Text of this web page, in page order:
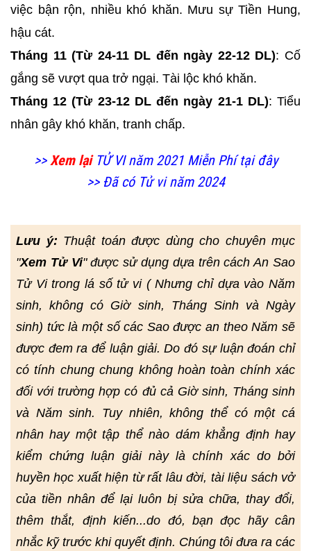
việc bận rộn, nhiều khó khăn. Mưu sự Tiền Hung,
hậu cát.
Tháng 11 (Từ 24-11 DL đến ngày 22-12 DL): Cố
gắng sẽ vượt qua trở ngại. Tài lộc khó khăn.
Tháng 12 (Từ 23-12 DL đến ngày 21-1 DL): Tiểu
nhân gây khó khăn, tranh chấp.
>>Xem lạiTỬ VI năm 2021 Miễn Phí tại đây
>> Đã có Tử vi năm 2024
Lưu ý: Thuật toán được dùng cho chuyên mục
"Xem Tử Vi" được sử dụng dựa trên cách An Sao
Tử Vi trong lá số tử vi ( Nhưng chỉ dựa vào Năm
sinh, không có Giờ sinh, Tháng Sinh và Ngày
sinh) tức là một số các Sao được an theo Năm sẽ
được đem ra để luận giải. Do đó sự luận đoán chỉ
có tính chung chung không hoàn toàn chính xác
đối với trường hợp có đủ cả Giờ sinh, Tháng sinh
và Năm sinh. Tuy nhiên, không thể có một cá
nhân hay một tập thể nào dám khẳng định hay
kiểm chứng luận giải này là chính xác do bởi
huyền học xuất hiện từ rất lâu đời, tài liệu sách vở
của tiền nhân để lại luôn bị sửa chữa, thay đổi,
thêm thắt, định kiến...do đó, bạn đọc hãy cân
nhắc kỹ trước khi quyết định. Chúng tôi đưa ra các